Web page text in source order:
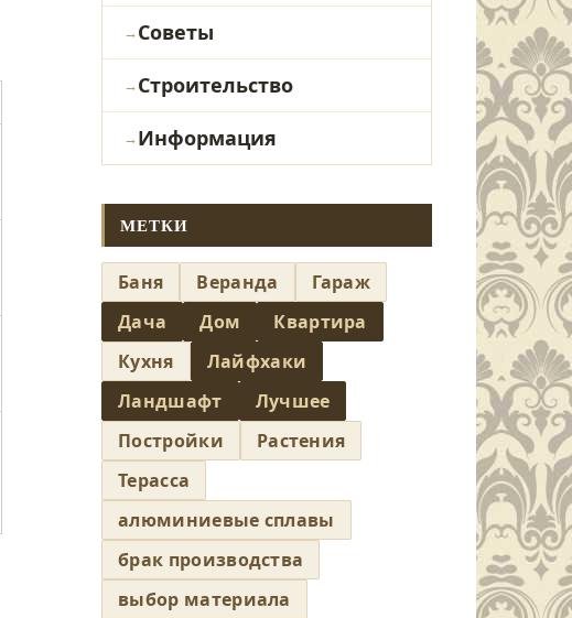
Советы
Строительство
Информация
МЕТКИ
Баня Веранда
Гараж
Дача
Дом
Квартира
Кухня
Лайфхаки
Ландшафт
Лучшее
Постройки
Растения
Терасса
алюминиевые сплавы
брак производства
выбор материала